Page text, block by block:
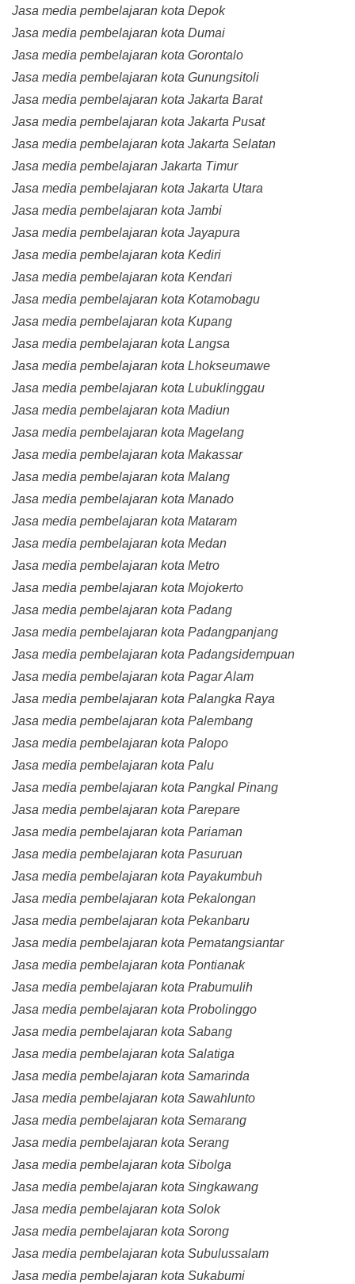
Jasa media pembelajaran kota Depok
Jasa media pembelajaran kota Dumai
Jasa media pembelajaran kota Gorontalo
Jasa media pembelajaran kota Gunungsitoli
Jasa media pembelajaran kota Jakarta Barat
Jasa media pembelajaran kota Jakarta Pusat
Jasa media pembelajaran kota Jakarta Selatan
Jasa media pembelajaran Jakarta Timur
Jasa media pembelajaran kota Jakarta Utara
Jasa media pembelajaran kota Jambi
Jasa media pembelajaran kota Jayapura
Jasa media pembelajaran kota Kediri
Jasa media pembelajaran kota Kendari
Jasa media pembelajaran kota Kotamobagu
Jasa media pembelajaran kota Kupang
Jasa media pembelajaran kota Langsa
Jasa media pembelajaran kota Lhokseumawe
Jasa media pembelajaran kota Lubuklinggau
Jasa media pembelajaran kota Madiun
Jasa media pembelajaran kota Magelang
Jasa media pembelajaran kota Makassar
Jasa media pembelajaran kota Malang
Jasa media pembelajaran kota Manado
Jasa media pembelajaran kota Mataram
Jasa media pembelajaran kota Medan
Jasa media pembelajaran kota Metro
Jasa media pembelajaran kota Mojokerto
Jasa media pembelajaran kota Padang
Jasa media pembelajaran kota Padangpanjang
Jasa media pembelajaran kota Padangsidempuan
Jasa media pembelajaran kota Pagar Alam
Jasa media pembelajaran kota Palangka Raya
Jasa media pembelajaran kota Palembang
Jasa media pembelajaran kota Palopo
Jasa media pembelajaran kota Palu
Jasa media pembelajaran kota Pangkal Pinang
Jasa media pembelajaran kota Parepare
Jasa media pembelajaran kota Pariaman
Jasa media pembelajaran kota Pasuruan
Jasa media pembelajaran kota Payakumbuh
Jasa media pembelajaran kota Pekalongan
Jasa media pembelajaran kota Pekanbaru
Jasa media pembelajaran kota Pematangsiantar
Jasa media pembelajaran kota Pontianak
Jasa media pembelajaran kota Prabumulih
Jasa media pembelajaran kota Probolinggo
Jasa media pembelajaran kota Sabang
Jasa media pembelajaran kota Salatiga
Jasa media pembelajaran kota Samarinda
Jasa media pembelajaran kota Sawahlunto
Jasa media pembelajaran kota Semarang
Jasa media pembelajaran kota Serang
Jasa media pembelajaran kota Sibolga
Jasa media pembelajaran kota Singkawang
Jasa media pembelajaran kota Solok
Jasa media pembelajaran kota Sorong
Jasa media pembelajaran kota Subulussalam
Jasa media pembelajaran kota Sukabumi